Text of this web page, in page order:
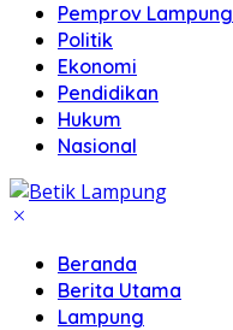
Pemprov Lampung
Politik
Ekonomi
Pendidikan
Hukum
Nasional
Beranda
Berita Utama
Lampung